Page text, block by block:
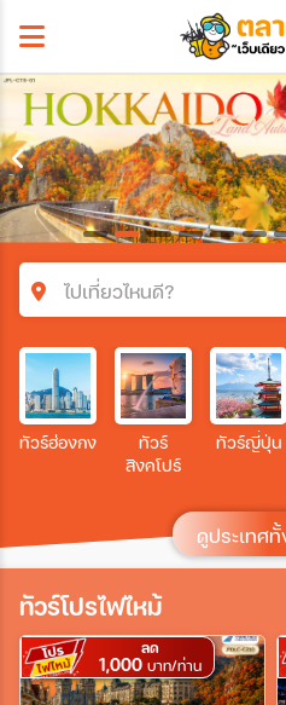
ไปเที่ยวไหนดี?
ค้นหาโปร
คำค้นหา
เมือง
ทัวร์ฮ่องกง
ทัวร์
สิงคโปร์
ทัวร์ญี่ปุ่น
ดูประเทศ
ทัวร์โปรไฟไหม้
ลด
1,000 บาท/ท่าน